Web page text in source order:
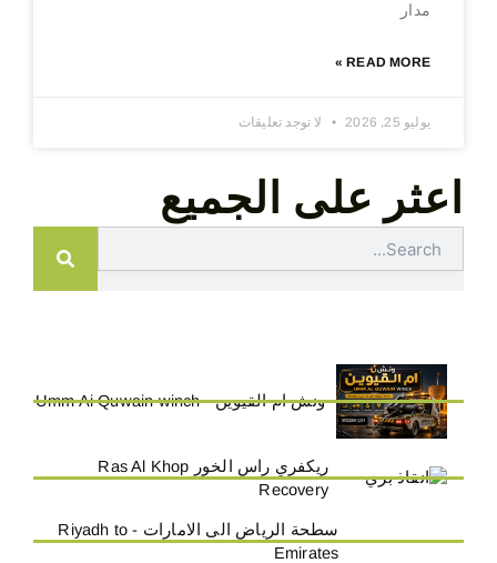
مدار
READ MORE »
يوليو 25, 2026 لا توجد تعليقات
اعثر على الجميع
ونش ام القيوين - Umm Ai Quwain winch
ريكفري راس الخور Ras Al Khop
Recovery
سطحة الرياض الى الامارات - Riyadh to
Emirates